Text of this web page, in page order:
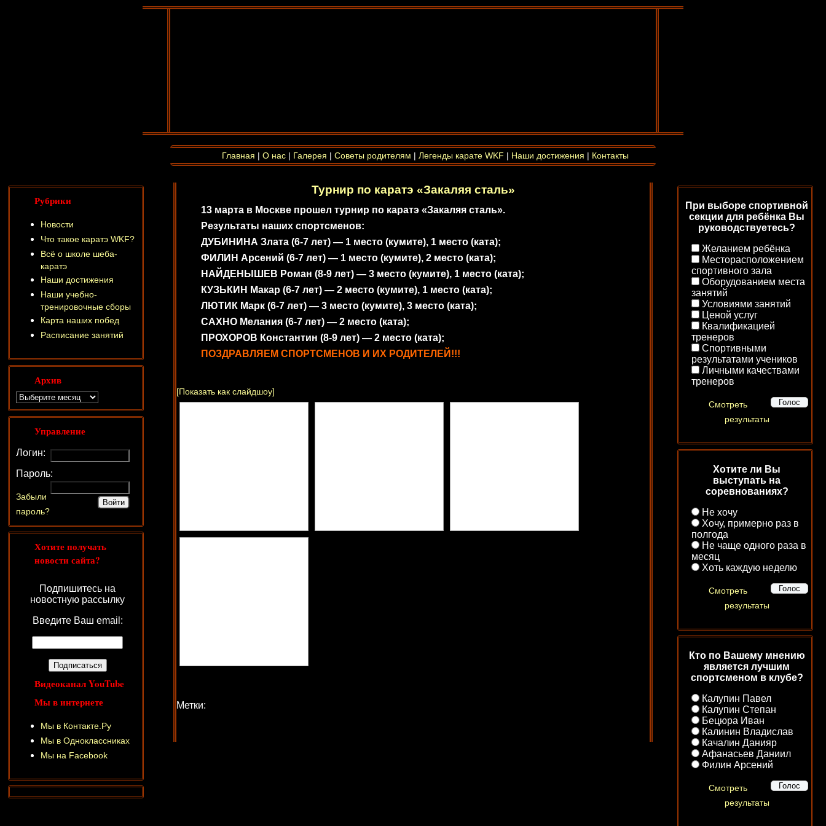
Главная | О нас | Галерея | Советы родителям | Легенды карате WKF | Наши достижения | Контакты
Турнир по каратэ «Закаляя сталь»
13 марта в Москве прошел турнир по каратэ «Закаляя сталь».
Результаты наших спортсменов:
ДУБИНИНА Злата (6-7 лет) — 1 место (кумите), 1 место (ката);
ФИЛИН Арсений (6-7 лет) — 1 место (кумите), 2 место (ката);
НАЙДЕНЫШЕВ Роман (8-9 лет) — 3 место (кумите), 1 место (ката);
КУЗЬКИН Макар (6-7 лет) — 2 место (кумите), 1 место (ката);
ЛЮТИК Марк (6-7 лет) — 3 место (кумите), 3 место (ката);
САХНО Мелания (6-7 лет) — 2 место (ката);
ПРОХОРОВ Константин (8-9 лет) — 2 место (ката);
ПОЗДРАВЛЯЕМ СПОРТСМЕНОВ И ИХ РОДИТЕЛЕЙ!!!
[Показать как слайдшоу]
Метки:
Рубрики
Новости
Что такое каратэ WKF?
Всё о школе шеба-
каратэ
Наши достижения
Наши учебно-
тренировочные сборы
Карта наших побед
Расписание занятий
Архив
Управление
Логин:
Пароль:
Забыли
пароль?
Хотите получать
новости сайта?
Подпишитесь на
новостную рассылку
Введите Ваш email:
Видеоканал YouTube
Мы в интернете
Мы в Контакте.Ру
Мы в Одноклассниках
Мы на Facebook
При выборе спортивной
секции для ребёнка Вы
руководствуетесь?
Желанием ребёнка
Месторасположением
спортивного зала
Оборудованием места
занятий
Условиями занятий
Ценой услуг
Квалификацией
тренеров
Спортивными
результатами учеников
Личными качествами
тренеров
Смотреть
результаты
Хотите ли Вы
выступать на
соревнованиях?
Не хочу
Хочу, примерно раз в
полгода
Не чаще одного раза в
месяц
Хоть каждую неделю
Смотреть
результаты
Кто по Вашему мнению
является лучшим
спортсменом в клубе?
Калупин Павел
Калупин Степан
Бецюра Иван
Калинин Владислав
Качалин Данияр
Афанасьев Даниил
Филин Арсений
Смотреть
результаты